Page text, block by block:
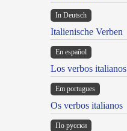
In Deutsch
Italienische Verben
En español
Los verbos italianos
Em portugues
Os verbos italianos
По русски